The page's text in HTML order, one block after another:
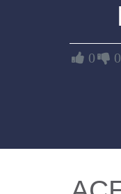
0 0